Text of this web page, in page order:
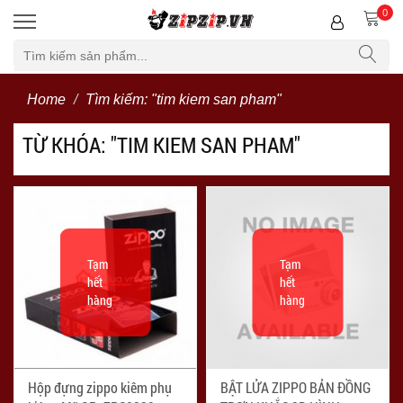
0
Home Tìm kiếm: "tim kiem san pham"
TỪ KHÓA: "TIM KIEM SAN PHAM"
Bộ lọc
Hộp đựng zippo kiêm phụ
Tạm
hết
hàng
BẬT LỬA ZIPPO BẢN ĐỒNG
Tạm
hết
hàng